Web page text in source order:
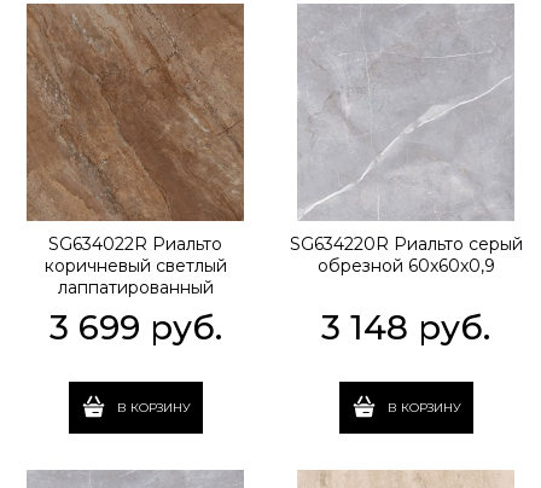
SG634022R Риальто
коричневый светлый
лаппатированный
обрезной 60x60x0,9
3 699 руб.
В КОРЗИНУ
SG634220R Риальто серый
обрезной 60x60x0,9
3 148 руб.
В КОРЗИНУ